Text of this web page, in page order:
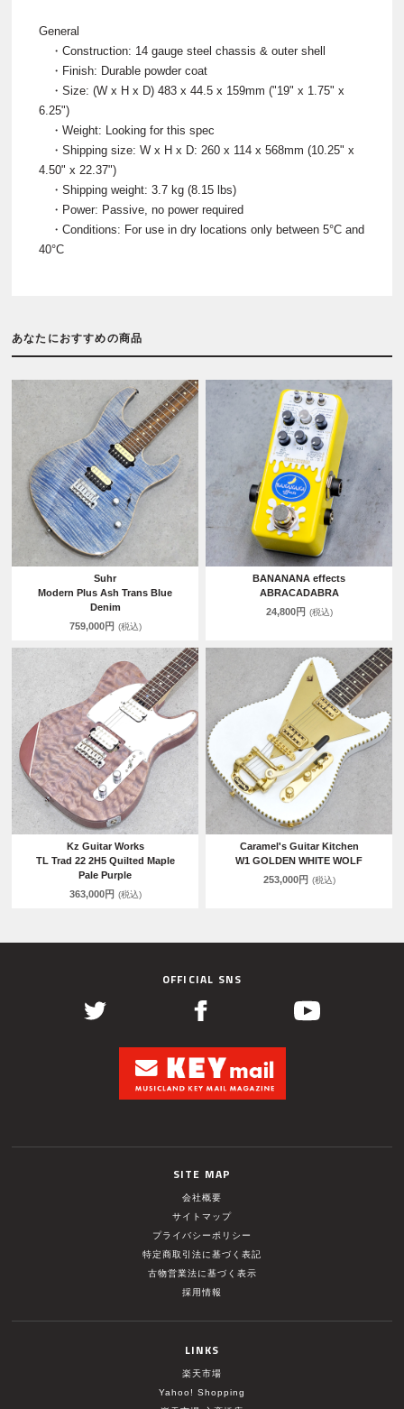
General
・Construction: 14 gauge steel chassis & outer shell
・Finish: Durable powder coat
・Size: (W x H x D) 483 x 44.5 x 159mm ("19" x 1.75" x
6.25")
・Weight: Looking for this spec
・Shipping size: W x H x D: 260 x 114 x 568mm (10.25" x
4.50" x 22.37")
・Shipping weight: 3.7 kg (8.15 lbs)
・Power: Passive, no power required
・Conditions: For use in dry locations only between 5°C and
40°C
あなたにおすすめの商品
Suhr
Modern Plus Ash Trans Blue
Denim
759,000円 (税込)
BANANANA effects
ABRACADABRA
24,800円 (税込)
Kz Guitar Works
TL Trad 22 2H5 Quilted Maple
Pale Purple
363,000円 (税込)
Caramel's Guitar Kitchen
W1 GOLDEN WHITE WOLF
253,000円 (税込)
OFFICIAL SNS
SITE MAP
会社概要
サイトマップ
プライバシーポリシー
特定商取引法に基づく表記
古物営業法に基づく表示
採用情報
LINKS
楽天市場
Yahoo! Shopping